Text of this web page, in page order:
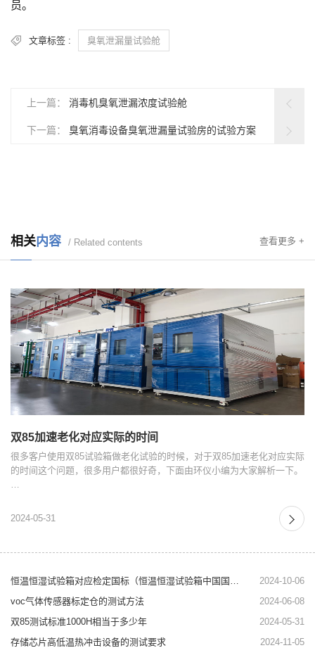
员。
文章标签 : 臭氧泄漏量试验舱
上一篇： 消毒机臭氧泄漏浓度试验舱
下一篇： 臭氧消毒设备臭氧泄漏量试验房的试验方案
相关内容 / Related contents 查看更多 +
双85加速老化对应实际的时间
很多客户使用双85试验箱做老化试验的时候，对于双85加速老化对应实际
的时间这个问题，很多用户都很好奇，下面由环仪小编为大家解析一下。
2024-05-31
2024-10-06
voc气体传感器标定仓的测试方法
2024-06-08
双85测试标准1000H相当于多少年
2024-05-31
存储芯片高低温热冲击设备的测试要求
2024-11-05